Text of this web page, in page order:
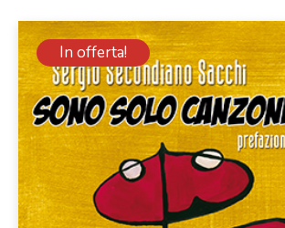
In offerta!